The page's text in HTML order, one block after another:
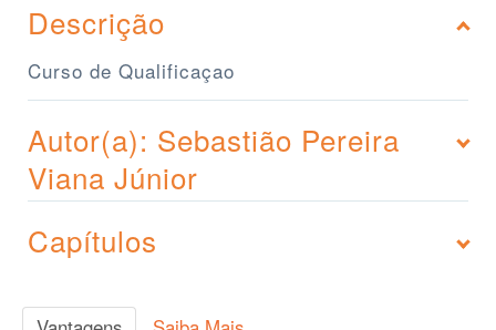
Descrição
Curso de Qualificaçao
Autor(a): Sebastião Pereira
Viana Júnior
Capítulos